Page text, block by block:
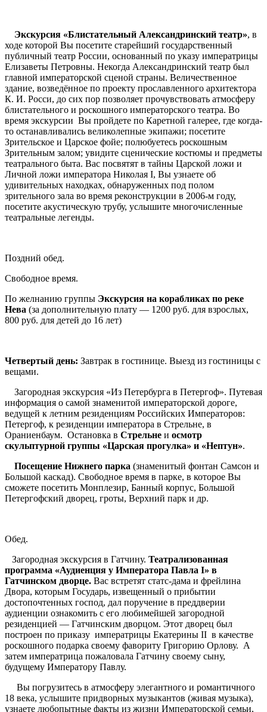
Экскурсия «Блистательный Александринский театр», в
ходе которой Вы посетите старейший государственный
публичный театр России, основанный по указу императрицы
Елизаветы Петровны. Некогда Александринский театр был
главной императорской сценой страны. Величественное
здание, возведённое по проекту прославленного архитектора
К. И. Росси, до сих пор позволяет прочувствовать атмосферу
блистательного и роскошного императорского театра. Во
время экскурсии Вы пройдете по Каретной галерее, где когда-
то останавливались великолепные экипажи; посетите
Зрительское и Царское фойе; полюбуетесь роскошным
Зрительным залом; увидите сценические костюмы и предметы
театрального быта. Вас посвятят в тайны Царской ложи и
Личной ложи императора Николая I, Вы узнаете об
удивительных находках, обнаруженных под полом
зрительного зала во время реконструкции в 2006-м году,
посетите акустическую трубу, услышите многочисленные
театральные легенды.
Поздний обед.
Свободное время.
По желнанию группы Экскурсия на корабликах по реке
Нева (за дополнительную плату — 1200 руб. для взрослых,
800 руб. для детей до 16 лет)
Четвертый день: Завтрак в гостинице. Выезд из гостиницы с
вещами.
Загородная экскурсия «Из Петербурга в Петергоф». Путевая
информация о самой знаменитой императорской дороге,
ведущей к летним резиденциям Российских Императоров:
Петергоф, к резиденции императора в Стрельне, в
Ораниенбаум. Остановка в Стрельне и осмотр
скульптурной группы «Царская прогулка» и «Нептун».
Посещение Нижнего парка (знаменитый фонтан Самсон и
Большой каскад). Свободное время в парке, в которое Вы
сможете посетить Монплезир, Банный корпус, Большой
Петергофский дворец, гроты, Верхний парк и др.
Обед.
Загородная экскурсия в Гатчину. Театрализованная
программа «Аудиенция у Императора Павла I» в
Гатчинском дворце. Вас встретят статс-дама и фрейлина
Двора, которым Государь, извещенный о прибытии
достопочтенных господ, дал поручение в преддверии
аудиенции ознакомить с его любимейшей загородной
резиденцией — Гатчинским дворцом. Этот дворец был
построен по приказу императрицы Екатерины II в качестве
роскошного подарка своему фавориту Григорию Орлову. А
затем императрица пожаловала Гатчину своему сыну,
будущему Императору Павлу.
Вы погрузитесь в атмосферу элегантного и романтичного
18 века, услышите придворных музыкантов (живая музыка),
узнаете любопытные факты из жизни Императорской семьи,